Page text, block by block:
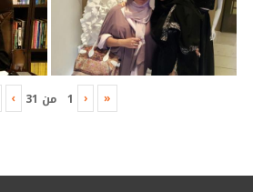
«
‹
1 من 31
›